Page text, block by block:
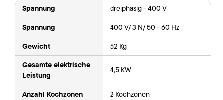
Spannung dreiphasig - 400 V
Spannung 400 V/ 3 N/ 50 - 60 Hz
Gewicht 52 Kg
Gesamte elektrische
Leistung
4,5 KW
Anzahl Kochzonen 2 Kochzonen